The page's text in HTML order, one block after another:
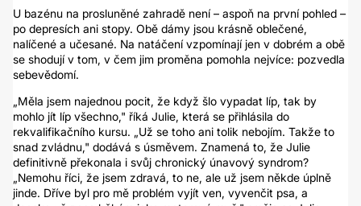
U bazénu na prosluněné zahradě není – aspoň na první pohled –
po depresích ani stopy. Obě dámy jsou krásně oblečené,
nalíčené a učesané. Na natáčení vzpomínají jen v dobrém a obě
se shodují v tom, v čem jim proměna pomohla nejvíce: pozvedla
sebevědomí.
„Měla jsem najednou pocit, že když šlo vypadat líp, tak by
mohlo jít líp všechno," říká Julie, která se přihlásila do
rekvalifikačního kursu. „Už se toho ani tolik nebojím. Takže to
snad zvládnu," dodává s úsměvem. Znamená to, že Julie
definitivně překonala i svůj chronický únavový syndrom?
„Nemohu říci, že jsem zdravá, to ne, ale už jsem někde úplně
jinde. Dříve byl pro mě problém vyjít ven, vyvenčit psa, a